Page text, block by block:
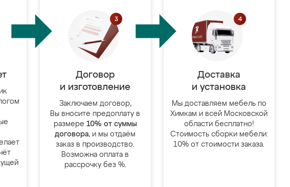
Договор
и изготовление
Заключаем договор,
Вы вносите предоплату в
размере 10% от суммы
договора, и мы отдаём
заказ в производство.
Возможна оплата в
рассрочку без %.
Доставка
и установка
Мы доставляем мебель по
Химкам и всей Московской
области бесплатно!
Стоимость сборки мебели:
10% от стоимости заказа.